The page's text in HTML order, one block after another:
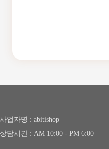
사업자명 : abitishop
상담시간 : AM 10:00 - PM 6:00